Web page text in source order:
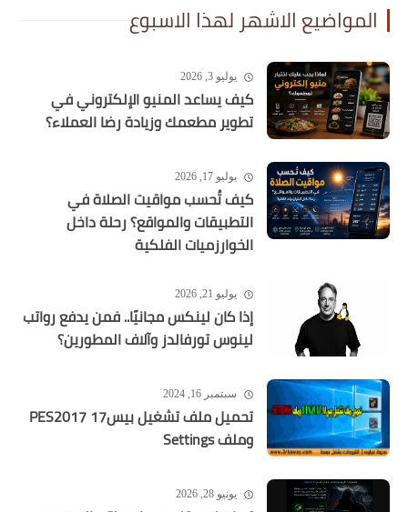
المواضيع الاشهر لهذا الاسبوع
يوليو 3, 2026
كيف يساعد المنيو الإلكتروني في
تطوير مطعمك وزيادة رضا العملاء؟
يوليو 17, 2026
كيف تُحسب مواقيت الصلاة في
التطبيقات والمواقع؟ رحلة داخل
الخوارزميات الفلكية
يوليو 21, 2026
إذا كان لينكس مجانيًا.. فمن يدفع رواتب
لينوس تورفالدز وآلاف المطورين؟
سبتمبر 16, 2024
تحميل ملف تشغيل بيس17 PES2017
وملف Settings
يونيو 28, 2026